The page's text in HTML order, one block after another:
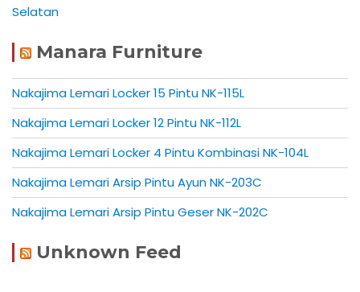
Selatan
Manara Furniture
Nakajima Lemari Locker 15 Pintu NK-115L
Nakajima Lemari Locker 12 Pintu NK-112L
Nakajima Lemari Locker 4 Pintu Kombinasi NK-104L
Nakajima Lemari Arsip Pintu Ayun NK-203C
Nakajima Lemari Arsip Pintu Geser NK-202C
Unknown Feed